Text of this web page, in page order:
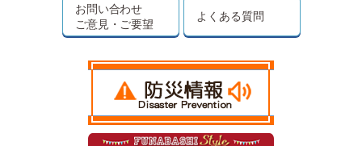
お問い合わせ
ご意見・ご要望
よくある質問